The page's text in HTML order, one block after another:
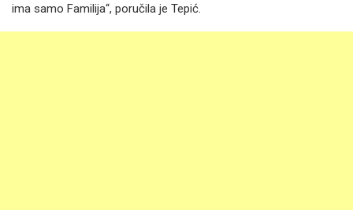
ima samo Familija“, poručila je Tepić.